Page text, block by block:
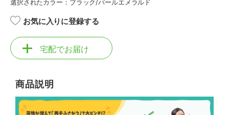
選択されたカラー：ブラック/パールエメラルド
お気に入りに登録する
宅配でお届け
商品説明